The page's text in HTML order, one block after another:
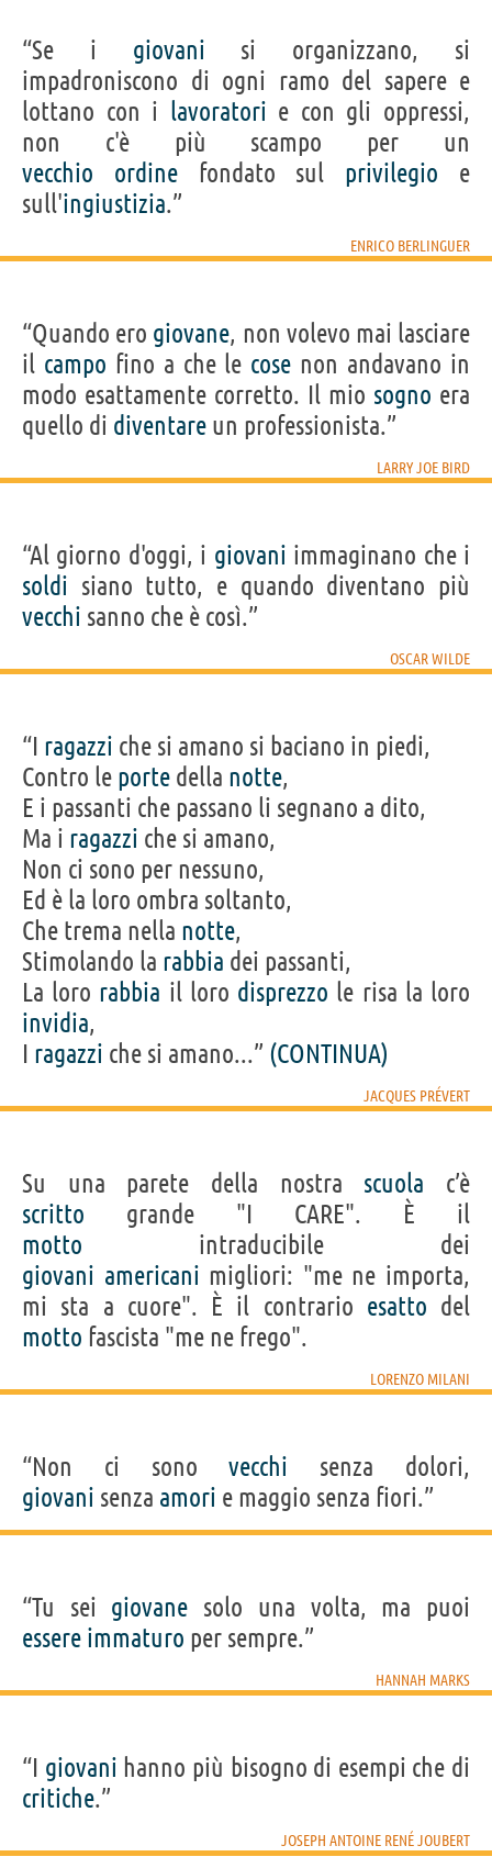
“Se i giovani si organizzano, si
impadroniscono di ogni ramo del sapere e
lottano con i lavoratori e con gli oppressi,
non c'è più scampo per un
vecchio
ordinefondato sul privilegio e
sull'ingiustizia.”
ENRICO BERLINGUER
“Quando ero giovane, non volevo mai lasciare
il campo fino a che le cose non andavano in
modo esattamente corretto. Il mio sogno era
quello di diventare un professionista.”
LARRY JOE BIRD
“Al giorno d'oggi, i giovani immaginano che i
soldi siano tutto, e quando diventano più
vecchi sanno che è così.”
OSCAR WILDE
“I ragazzi che si amano si baciano in piedi,
Contro le porte della notte,
E i passanti che passano li segnano a dito,
Ma i ragazzi che si amano,
Non ci sono per nessuno,
Ed è la loro ombra soltanto,
Che trema nella notte,
Stimolando la rabbia dei passanti,
La loro rabbia il loro disprezzo le risa la loro
invidia,
I ragazzi che si amano...” (CONTINUA)
JACQUES PRÉVERT
Su una parete della nostra scuola c’è
scritto grande "I CARE". È il
motto intraducibile dei
giovani americani migliori: "me ne importa,
mi sta a cuore". È il contrario esatto del
motto fascista "me ne frego".
LORENZO MILANI
“Non ci sonovecchi senza dolori,
giovani senza amori e maggio senza fiori.”
“Tu sei giovane solo una volta, ma puoi
essere immaturo per sempre.”
HANNAH MARKS
“I giovani hanno più bisogno di esempi che di
critiche.”
JOSEPH ANTOINE RENÉ JOUBERT